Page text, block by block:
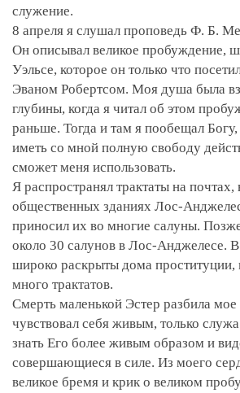
служение.
8 апреля я слушал проповедь Ф. Б.
Он описывал великое пробуждение,
Уэльсе, которое он только что
Эваном Робертсом. Моя душа была
глубины, когда я читал об этом
раньше. Тогда и там я пообещал
иметь со мной полную свободу
сможет меня использовать.
Я распространял трактаты на почтах,
общественных зданиях Лос-
приносил их во многие салуны.
около 30 салунов в Лос-Анджелесе.
широко раскрыты дома проституции,
много трактатов.
Смерть маленькой Эстер разбила мое
чувствовал себя живым, только
знать Его более живым образом и
совершающиеся в силе. Из моего
великое бремя и крик о великом